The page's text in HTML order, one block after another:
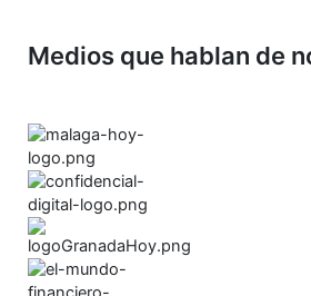
Medios que hablan de